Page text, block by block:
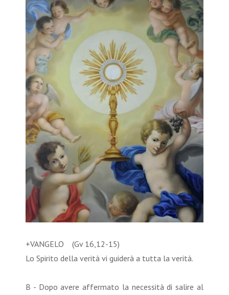
+VANGELO (Gv 16,12-15)
Lo Spirito della verità vi guiderà a tutta la verità.
B - Dopo avere affermato la necessità di salire al